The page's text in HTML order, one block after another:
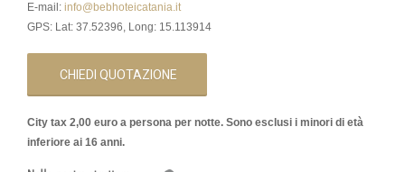
E-mail: info@bebhoteicatania.it
GPS: Lat: 37.52396, Long: 15.113914
CHIEDI QUOTAZIONE
City tax 2,00 euro a persona per notte. Sono esclusi i minori di età
inferiore ai 16 anni.